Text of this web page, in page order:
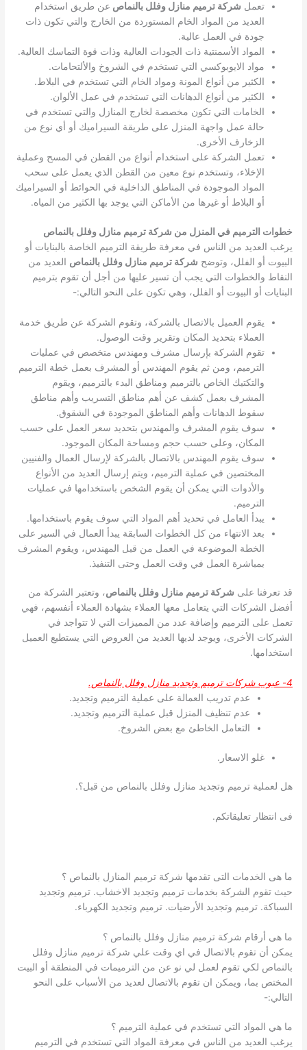
تعمل شركة ترميم منازل وفلل بالنماص عن طريق استخدام
العديد من المواد الخام المستوردة من الخارج والتي تكون ذات
جودة في العمل عالية.
المواد الأسمنتية ذات الجودات العالية وذات قوة التماسك العالية.
مواد الايوبوكسي التي تستخدم في الشروخ والألتحامات.
الكثير من أنواع المونة ومواد الخام التي تستخدم في البلاط.
الكثير من أنواع الدهانات التي تستخدم في عمل الألوان.
الخامات التي تكون مخصصة لخارج المنازل والتي تستخدم في
حالة عمل واجهة المنزل على طريقة السيراميك أو أي نوع من
الزخارف الأخرى.
تعمل الشركة على استخدام أنواع من القطن في المسح وعملية
الإخلاء، وتستخدم نوع معين من القطن الذي يعمل على سحب
المواد الموجودة في المناطق الداخلية في الحوائط أو السيراميك
أو البلاط أو غيرها من الأماكن التي يوجد بها الكثير من المياه.
خطوات الترميم في المنزل من شركة ترميم منازل وفلل بالنماص
يرغب العديد من الناس في معرفة طريقة الترميم الخاصة بالبنايات أو
البيوت أو الفلل، وتوضح شركة ترميم منازل وفلل بالنماص العديد من
النقاط والخطوات التي يجب أن تسير عليها من أجل أن تقوم بترميم
البنايات أو البيوت أو الفلل، وهي تكون على النحو التالي:-
يقوم العميل بالاتصال بالشركة، وتقوم الشركة عن طريق خدمة
العملاء بتحديد المكان وتقرير وقت الوصول.
تقوم الشركة بإرسال مشرف ومهندس متخصص في عمليات
الترميم، ومن ثم يقوم المهندس أو المشرف بعمل خطة الترميم
والتكتيك الخاص بالترميم ومناطق البدء بالترميم، ويقوم
المشرف بعمل كشف عن أهم مناطق التسريب وأهم مناطق
سقوط الدهانات وأهم المناطق الموجودة في الشقوق.
سوف يقوم المشرف والمهندس بتحديد سعر العمل على حسب
المكان، وعلى حسب حجم ومساحة المكان الموجود.
سوف يقوم المهندس بالاتصال بالشركة لإرسال العمال والفنيين
المختصين في عملية الترميم، ويتم إرسال العديد من الأنواع
والأدوات التي يمكن أن يقوم الشخص باستخدامها في عمليات
الترميم.
يبدأ العامل في تحديد أهم المواد التي سوف يقوم باستخدامها.
بعد الانتهاء من كل الخطوات السابقة يبدأ العمال في السير على
الخطة الموضوعة في العمل من قبل المهندس، ويقوم المشرف
بمباشرة العمل في وقت العمل وحتى التنفيذ.
قد تعرفنا على شركة ترميم منازل وفلل بالنماص، وتعتبر الشركة من
أفضل الشركات التي يتعامل معها العملاء بشهادة العملاء أنفسهم، فهي
تعمل على الترميم وإضافة عدد من المميزات التي لا تتواجد في
الشركات الأخرى، ويوجد لديها العديد من العروض التي يستطيع العميل
استخدامها.
4- عيوب شركات ترميم وتجديد منازل وفلل بالنماص.
عدم تدريب العمالة على عملية الترميم وتجديد.
عدم تنظيف المنزل قبل عملية الترميم وتجديد.
التعامل الخاطئ مع بعض الشروخ.
غلو الاسعار.
هل لعملية ترميم وتجديد منازل وفلل بالنماص من قبل؟.
فى انتظار تعليقاتكم.
ما هى الخدمات التى تقدمها شركة ترميم المنازل بالنماص ؟
حيث تقوم الشركة بخدمات ترميم وتجديد الاخشاب. ترميم وتجديد
السباكة. ترميم وتجديد الأرضيات. ترميم وتجديد الكهرباء.
ما هى أرقام شركة ترميم منازل وفلل بالنماص ؟
يمكن أن تقوم بالاتصال في اي وقت علي شركة ترميم منازل وفلل
بالنماص لكي تقوم لعمل لي نو عن من الترميمات في المنطقة أو البيت
المختص بما، ويمكن ان تقوم بالاتصال لعديد من الأسباب على النحو
التالي:-
ما هي المواد التي تستخدم في عملية الترميم ؟
يرغب العديد من الناس في معرفة المواد التي تستخدم في الترميم